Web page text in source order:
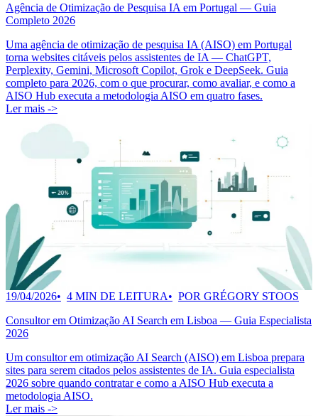
Agência de Otimização de Pesquisa IA em Portugal — Guia
Completo 2026
Uma agência de otimização de pesquisa IA (AISO) em Portugal
torna websites citáveis pelos assistentes de IA — ChatGPT,
Perplexity, Gemini, Microsoft Copilot, Grok e DeepSeek. Guia
completo para 2026, com o que procurar, como avaliar, e como a
AISO Hub executa a metodologia AISO em quatro fases.
Ler mais ->
19/04/2026 4 MIN DE LEITURA
POR GRÉGORY STOOS
Consultor em Otimização AI Search em Lisboa — Guia Especialista
2026
Um consultor em otimização AI Search (AISO) em Lisboa prepara
sites para serem citados pelos assistentes de IA. Guia especialista
2026 sobre quando contratar e como a AISO Hub executa a
metodologia AISO.
Ler mais ->